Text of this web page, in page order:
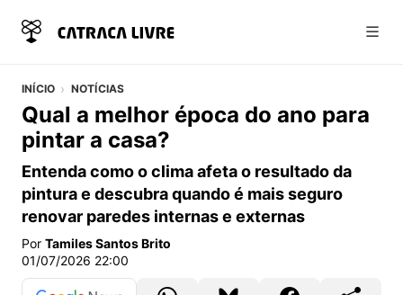
INÍCIO NOTÍCIAS
Qual a melhor época do ano para
pintar a casa?
Entenda como o clima afeta o resultado da
pintura e descubra quando é mais seguro
renovar paredes internas e externas
Por Tamiles Santos Brito
01/07/2026 22:00